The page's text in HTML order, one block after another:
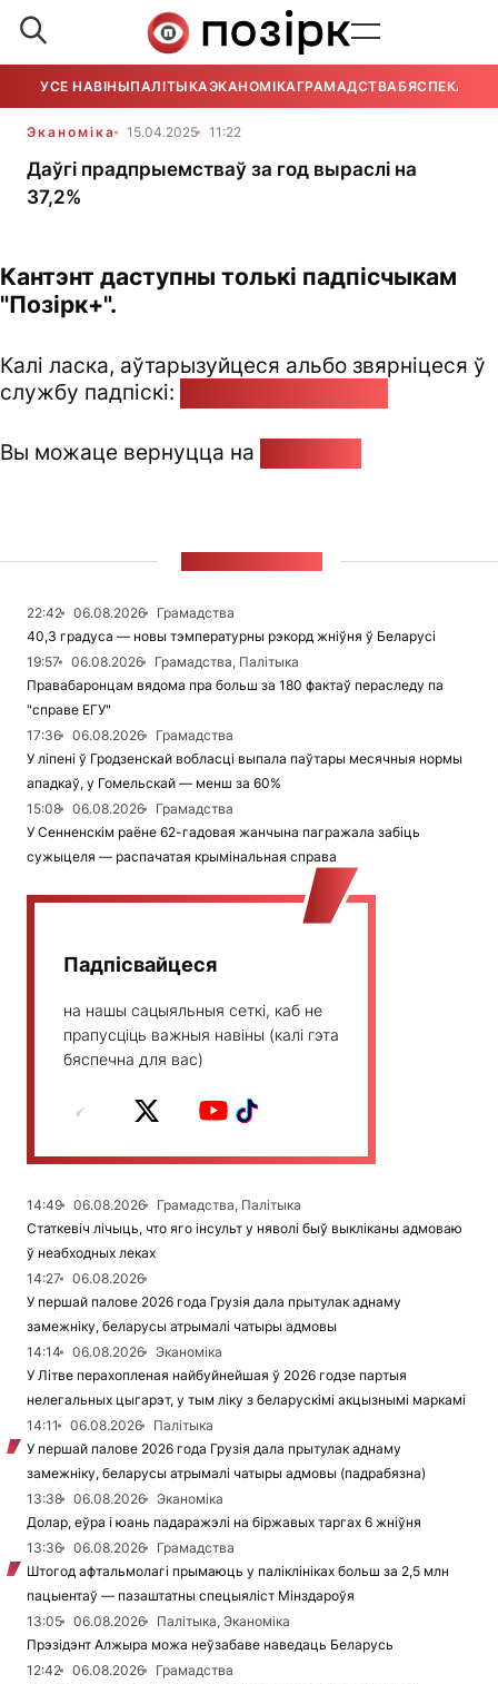
УСЕ НАВІНЫПАЛІТЫКАЭКАНОМІКАГРАМАДСТВАБЯСПЕКА
Эканоміка 15.04.2025 11:22
Даўгі прадпрыемстваў за год выраслі на
37,2%
Кантэнт даступны толькі падпісчыкам
"Позірк+".
Калі ласка, аўтарызуйцеся альбо звярніцеся ў
службу падпіскі:
Вы можаце вернуцца на
22:42 06.08.2026
Грамадства
40,3 градуса — новы тэмпературны рэкорд жніўня ў Беларусі
19:57
06.08.2026
Грамадства, Палітыка
Правабаронцам вядома пра больш за 180 фактаў пераследу па
"справе ЕГУ"
17:36
06.08.2026
Грамадства
У ліпені ў Гродзенскай вобласці выпала паўтары месячныя нормы
ападкаў, у Гомельскай — менш за 60%
15:08
06.08.2026
Грамадства
У Сенненскім раёне 62-гадовая жанчына пагражала забіць
сужыцеля — распачатая крымінальная справа
Падпісвайцеся
на нашы сацыяльныя сеткі, каб не
прапусціць важныя навіны (калі гэта
бяспечна для вас)
14:49 06.08.2026
Грамадства, Палітыка
Статкевіч лічыць, что яго інсульт у няволі быў выкліканы адмоваю
ў неабходных леках
14:27
06.08.2026
У першай палове 2026 года Грузія дала прытулак аднаму
замежніку, беларусы атрымалі чатыры адмовы
14:14
06.08.2026
Эканоміка
У Літве перахопленая найбуйнейшая ў 2026 годзе партыя
нелегальных цыгарэт, у тым ліку з беларускімі акцызнымі маркамі
14:11
06.08.2026
Палітыка
У першай палове 2026 года Грузія дала прытулак аднаму
замежніку, беларусы атрымалі чатыры адмовы (падрабязна)
13:38
06.08.2026
Эканоміка
Долар, еўра і юань падаражэлі на біржавых таргах 6 жніўня
13:36
06.08.2026
Грамадства
Штогод афтальмолагі прымаюць у паліклініках больш за 2,5 млн
пацыентаў — пазаштатны спецыяліст Мінздароўя
13:05
06.08.2026
Палітыка, Эканоміка
Прэзідэнт Алжыра можа неўзабаве наведаць Беларусь
12:42
06.08.2026
Грамадства